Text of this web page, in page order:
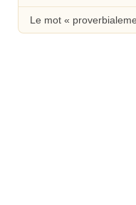
Le mot «